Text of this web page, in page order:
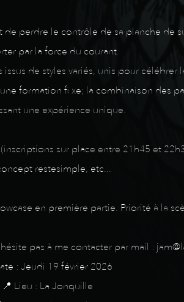
perdre le contrôle de sa planche de
par la force du courant.
de styles variés, unis pour célébrer
formation fi xe; la combinaison des
une expérience unique.
sur place entre 21h45 et
restesimple, etc...
en première partie. Priorité à la
pas à me contacter par mail :
: Jeudi 19 février 2026
📍 Lieu : La Jonquille